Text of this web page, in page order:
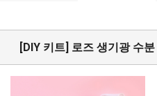
[DIY 키트] 로즈 생기광 수